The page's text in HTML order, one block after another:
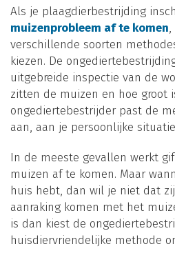
Als je plaagdierbestrijding
muizenprobleem af te komen
verschillende soorten
kiezen. De
uitgebreide inspectie van de
zitten de muizen en hoe groot
ongediertebestrijder past de
aan, aan je persoonlijke
In de meeste gevallen werkt
muizen af te komen. Maar
huis hebt, dan wil je niet dat
aanraking komen met het
is dan kiest de
huisdiervriendelijke methode